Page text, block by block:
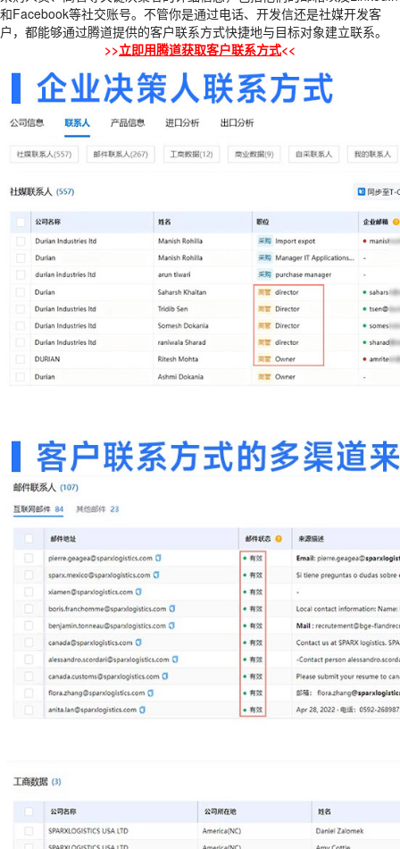
和Facebook等社交账号。不管你是通过电话、开发信还是社媒开发客
户，都能够通过腾道提供的客户联系方式快捷地与目标对象建立联系。
>>立即用腾道获取客户联系方式<<